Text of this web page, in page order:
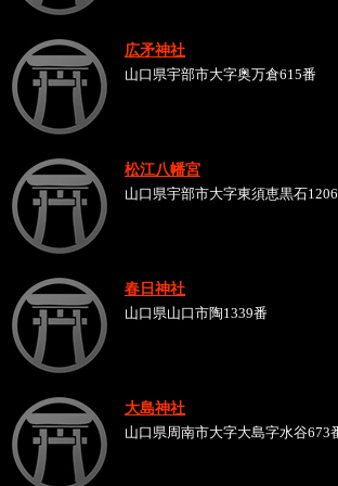
広矛神社
山口県宇部市大字奥万倉615番
松江八幡宮
山口県宇部市大字東須恵黒石1206
春日神社
山口県山口市陶1339番
大島神社
山口県周南市大字大島字水谷673